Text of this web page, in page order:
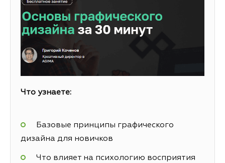
Что узнаете:
Базовые принципы графического
дизайна для новичков
Что влияет на психологию восприятия